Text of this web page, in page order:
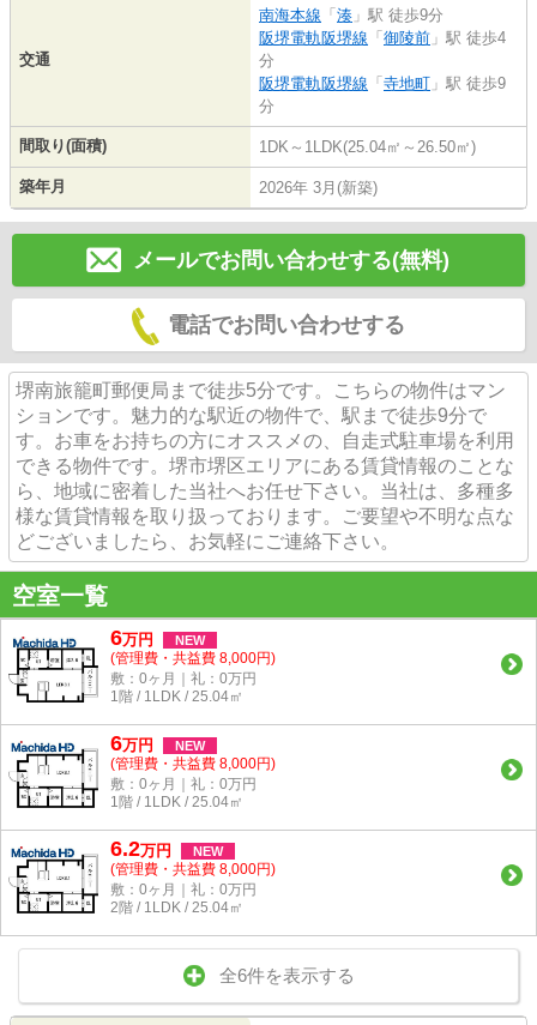
交通
南海本線 「 湊 」駅 徒歩9分
阪堺電軌阪堺線 「 御陵前 」駅 徒歩4
分
阪堺電軌阪堺線 「 寺地町 」駅 徒歩9
分
間取り(面積) 1DK～1LDK(25.04㎡～26.50㎡)
築年月 2026年 3月(新築)
メールでお問い合わせする(無料)
電話でお問い合わせする
堺南旅籠町郵便局まで徒歩5分です。こちらの物件はマン
ションです。魅力的な駅近の物件で、駅まで徒歩9分で
す。お車をお持ちの方にオススメの、自走式駐車場を利用
できる物件です。堺市堺区エリアにある賃貸情報のことな
ら、地域に密着した当社へお任せ下さい。当社は、多種多
様な賃貸情報を取り扱っております。ご要望や不明な点な
どございましたら、お気軽にご連絡下さい。
空室一覧
6万円 NEW
(管理費・共益費 8,000円)
敷：0ヶ月｜礼：0万円
1階 / 1LDK / 25.04㎡
6万円 NEW
(管理費・共益費 8,000円)
敷：0ヶ月｜礼：0万円
1階 / 1LDK / 25.04㎡
6.2万円 NEW
(管理費・共益費 8,000円)
敷：0ヶ月｜礼：0万円
2階 / 1LDK / 25.04㎡
全6件を表示する